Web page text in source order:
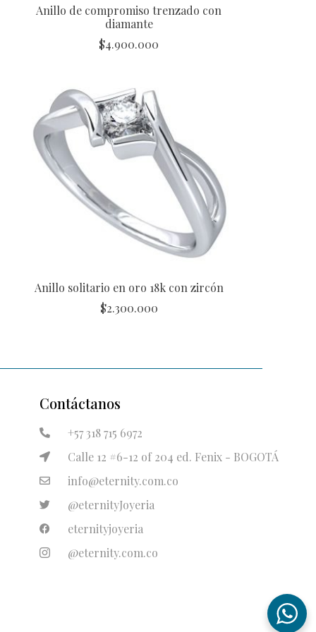
Anillo de compromiso trenzado con
diamante
$4.900.000
Anillo solitario en oro 18k con zircón
$2.300.000
Contáctanos
+57 318 715 6972
Calle 12 #6-12 of 204 ed. Fenix - BOGOTÁ
info@eternity.com.co
@eternityJoyeria
eternityjoyeria
@eternity.com.co